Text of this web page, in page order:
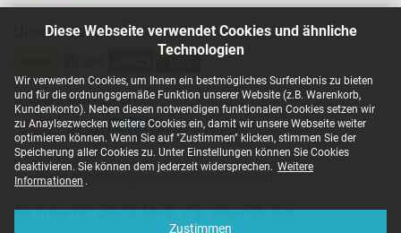
Diese Webseite verwendet Cookies und ähnliche
Technologien
Wir verwenden Cookies, um Ihnen ein bestmögliches Surferlebnis zu bieten
und für die ordnungsgemäße Funktion unserer Website (z.B. Warenkorb,
Kundenkonto). Neben diesen notwendigen funktionalen Cookies setzen wir
zu Anaylsezwecken weitere Cookies ein, damit wir unsere Webseite weiter
optimieren können. Wenn Sie auf "Zustimmen" klicken, stimmen Sie der
Speicherung aller Cookies zu. Unter Einstellungen können Sie Cookies
deaktivieren. Sie können dem jederzeit widersprechen. Weitere
Informationen .
Zustimmen
N
PSE
SEC
Singapore Safety Mark
TÜV Argentina Certificado
TÜV Geprüfte Sicherheit
UKCA
UL Listed
Unsere Versandarten
Unsere Zahlarten
Copyright ©
Alle Preise inkl. gesetzl. MwSt. zzgl. Versandkosten